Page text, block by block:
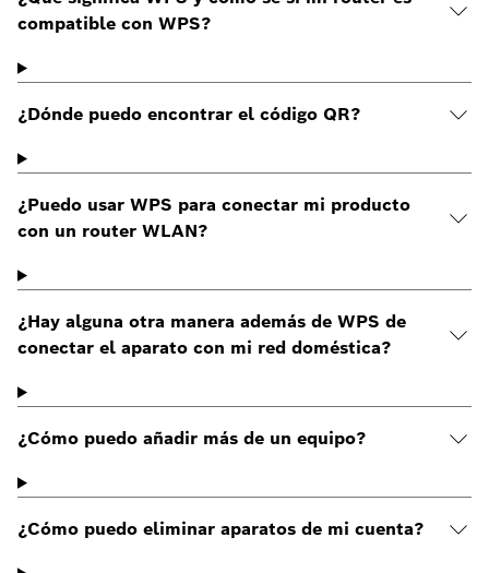
compatible con WPS?
¿Dónde puedo encontrar el código QR?
¿Puedo usar WPS para conectar mi producto
con un router WLAN?
¿Hay alguna otra manera además de WPS de
conectar el aparato con mi red doméstica?
¿Cómo puedo añadir más de un equipo?
¿Cómo puedo eliminar aparatos de mi cuenta?